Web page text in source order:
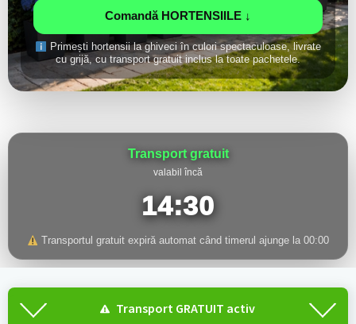
Comandă HORTENSIILE ↓
Primești hortensii la ghiveci în culori spectaculoase, livrate
cu grijă, cu transport gratuit inclus la toate pachetele.
Transport gratuit
valabil încă
14:29
Transportul gratuit expiră automat când timerul ajunge la 00:00
Transport GRATUIT activ